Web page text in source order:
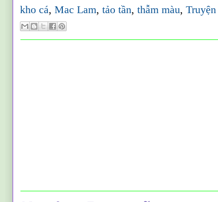
kho cá,Mac Lam,tảo tần,thẫm màu,